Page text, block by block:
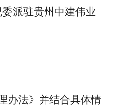
派驻贵州中建伟业
办法》 并结合具体情